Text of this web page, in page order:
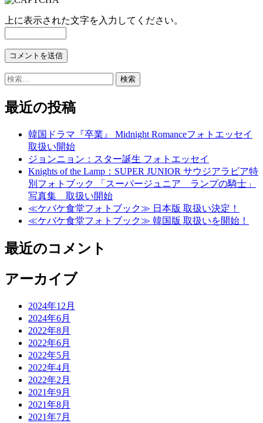
上に表示された文字を入力してください。
検
最近の投稿
韓国ドラマ『卒業』 Midnight Romanceフォトエッセイ
取扱い開始
ジョンニョン：スター誕生 フォトエッセイ
Knights of the Lamp：SUPER JUNIOR サウジアラビア特
別フォトブック 「スーパージュニア ランプの騎士」
写真集 取扱い開始
≪ケバケ食堂フォトブック≫ 日本版 取扱い決定！
≪ケバケ食堂フォトブック≫ 韓国版 取扱いを開始！
最近のコメント
アーカイブ
2024年12月
2024年6月
2022年8月
2022年6月
2022年5月
2022年4月
2022年2月
2021年9月
2021年8月
2021年7月